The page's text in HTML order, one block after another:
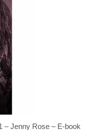
– Jenny Rose – E-book